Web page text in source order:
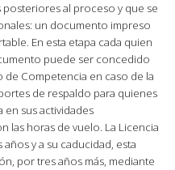
al proceso y que se
un documento impreso
En esta etapa cada quien
puede ser concedido
Competencia en caso de la
de respaldo para quienes
sus actividades
las horas de vuelo. La Licencia
y a su caducidad, esta
por tres años más, mediante